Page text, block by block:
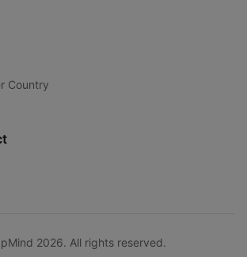
Country
2026. All rights reserved.